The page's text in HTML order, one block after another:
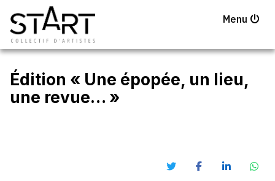
Menu
Édition « Une épopée, un lieu,
une revue… »